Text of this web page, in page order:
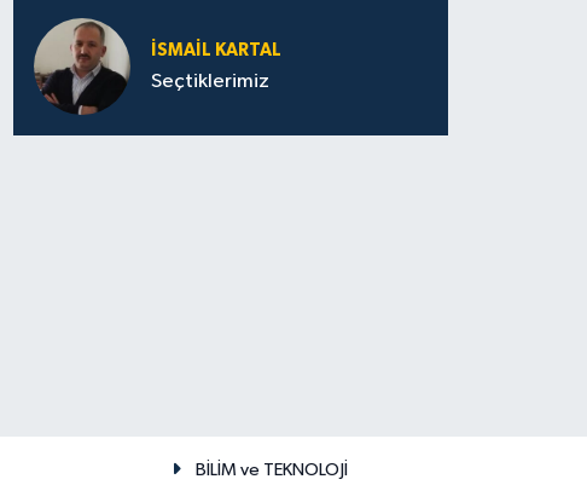
İSMAIL KARTAL
Seçtiklerimiz
BİLİM ve TEKNOLOJİ